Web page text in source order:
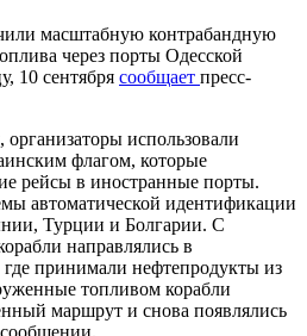
масштабную контрабандную
через порты Одесской
10 сентября сообщает пресс-
использовали
флагом, которые
рейсы в иностранные порты.
автоматической идентификации
Турции и Болгарии. С
направлялись в
принимали нефтепродукты из
топливом корабли
маршрут и снова появлялись